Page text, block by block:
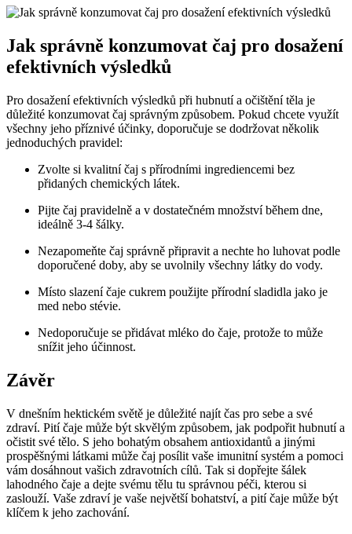
Jak⁤ správně konzumovat čaj pro dosažení‌
efektivních⁤ výsledků
Pro‌ dosažení efektivních ⁤výsledků při ⁣hubnutí a⁤ očištění ​těla je
důležité konzumovat čaj správným způsobem. Pokud chcete využít
všechny ⁣jeho příznivé účinky, doporučuje⁤ se dodržovat několik
jednoduchých‌ pravidel:
Zvolte si kvalitní⁤ čaj s přírodními ingrediencemi ‍bez
přidaných chemických látek.
Pijte ⁢čaj pravidelně a v dostatečném množství ⁢během dne,
ideálně​ 3-4 šálky.
Nezapomeňte⁣ čaj‍ správně připravit a nechte ho luhovat podle
doporučené doby, ​aby se uvolnily ​všechny látky do‌ vody.
Místo slazení čaje⁣ cukrem ​použijte přírodní sladidla jako ⁤je
med ⁣nebo stévie.
Nedoporučuje‍ se přidávat mléko do čaje, protože to může⁢
snížit jeho účinnost.
Závěr
V dnešním hektickém světě je důležité najít čas pro sebe a‌ své
zdraví. Pití čaje může být⁤ skvělým způsobem, jak podpořit hubnutí a
⁤očistit své tělo. S ⁣jeho bohatým obsahem antioxidantů​ a jinými⁢
prospěšnými látkami může čaj posílit vaše imunitní systém a ​pomoci​
vám dosáhnout vašich zdravotních cílů. Tak⁣ si⁢ dopřejte šálek
lahodného čaje ⁤a⁤ dejte‌ svému ⁣tělu tu správnou péči, kterou si
⁣zaslouží.⁢ Vaše zdraví je vaše‍ největší bohatství, a pití čaje může být
klíčem k ‍jeho zachování.